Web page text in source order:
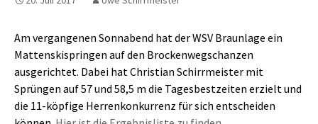
Am vergangenen Sonnabend hat der WSV Braunlage ein
Mattenskispringen auf den Brockenwegschanzen
ausgerichtet. Dabei hat Christian Schirrmeister mit
Sprüngen auf 57 und 58,5 m die Tagesbestzeiten erzielt und
die 11-köpfige Herrenkonkurrenz für sich entscheiden